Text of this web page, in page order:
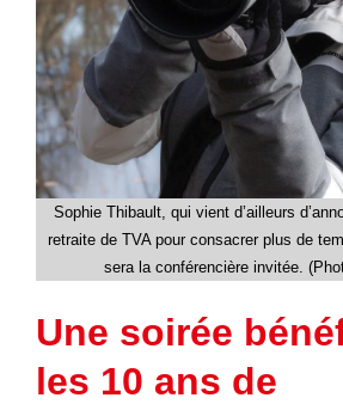
Sophie Thibault, qui vient d’ailleurs
retraite de TVA pour consacrer plus de
sera la conférencière invitée.
Une soirée
les 10 ans de